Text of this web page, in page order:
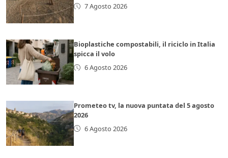
7 Agosto 2026
Bioplastiche compostabili, il riciclo in Italia
spicca il volo
6 Agosto 2026
Prometeo tv, la nuova puntata del 5 agosto
2026
6 Agosto 2026